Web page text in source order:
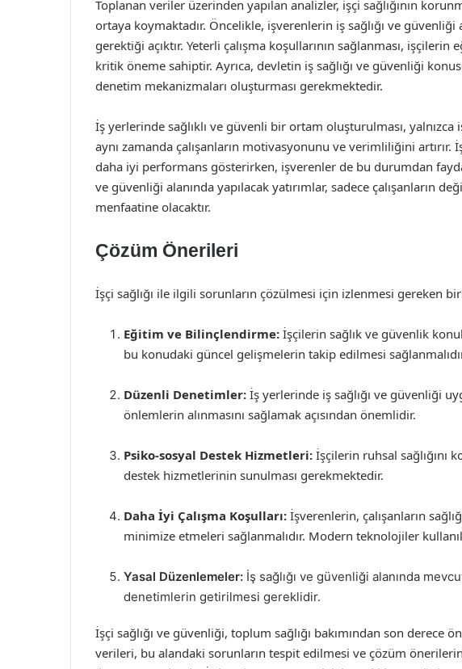
Toplanan veriler üzerinden yapılan analizler, işçi sağlığının
ortaya koymaktadır. Öncelikle, işverenlerin iş sağlığı ve güvenliği
gerektiği açıktır. Yeterli çalışma koşullarının sağlanması,
kritik öneme sahiptir. Ayrıca, devletin iş sağlığı ve güvenliği
denetim mekanizmaları oluşturması gerekmektedir.
İş yerlerinde sağlıklı ve güvenli bir ortam oluşturulması, yalnızca
aynı zamanda çalışanların motivasyonunu ve verimliliğini artırır.
daha iyi performans gösterirken, işverenler de bu durumdan fayda
ve güvenliği alanında yapılacak yatırımlar, sadece çalışanların
menfaatine olacaktır.
Çözüm Önerileri
İşçi sağlığı ile ilgili sorunların çözülmesi için izlenmesi gereken
Eğitim ve Bilinçlendirme: İşçilerin sağlık ve güvenlik
bu konudaki güncel gelişmelerin takip edilmesi
Düzenli Denetimler: İş yerlerinde iş sağlığı ve güvenliği
önlemlerin alınmasını sağlamak açısından önemlidir.
Psiko-sosyal Destek Hizmetleri: İşçilerin ruhsal sağlığını
destek hizmetlerinin sunulması gerekmektedir.
Daha İyi Çalışma Koşulları: İşverenlerin, çalışanların
minimize etmeleri sağlanmalıdır. Modern teknolojiler
Yasal Düzenlemeler: İş sağlığı ve güvenliği alanında
denetimlerin getirilmesi gereklidir.
İşçi sağlığı ve güvenliği, toplum sağlığı bakımından son derece
verileri, bu alandaki sorunların tespit edilmesi ve çözüm